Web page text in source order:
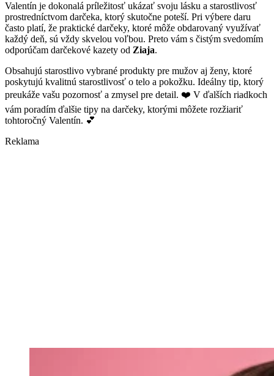
Valentín je dokonalá príležitosť ukázať svoju lásku a starostlivosť
prostredníctvom darčeka, ktorý skutočne poteší. Pri výbere daru
často platí, že praktické darčeky, ktoré môže obdarovaný využívať
každý deň, sú vždy skvelou voľbou. Preto vám s čistým svedomím
odporúčam darčekové kazety od Ziaja.
Obsahujú starostlivo vybrané produkty pre mužov aj ženy, ktoré
poskytujú kvalitnú starostlivosť o telo a pokožku. Ideálny tip, ktorý
preukáže vašu pozornosť a zmysel pre detail. ❤️ V ďalších riadkoch
vám poradím ďalšie tipy na darčeky, ktorými môžete rozžiariť
tohtoročný Valentín. 💕
Reklama